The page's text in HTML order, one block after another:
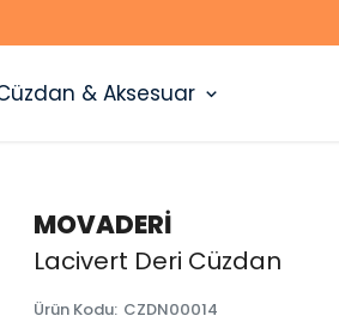
& Aksesuar
MOVADERİ
Lacivert Deri Cüzdan
Ürün Kodu: CZDN00014